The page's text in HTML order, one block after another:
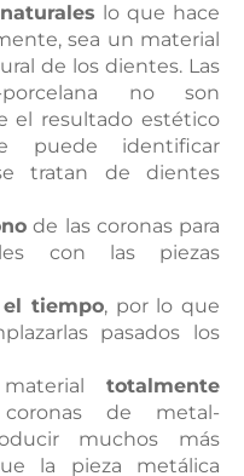
lo que hace
sea un material
de los dientes. Las
no son
el resultado estético
puede identificar
tratan de dientes
de las coronas para
con las piezas
el tiempo, por lo que
pasados los
totalmente
de metal-
muchos más
la pieza metálica